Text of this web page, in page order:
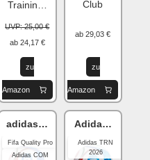
Training Holo
UVP: 25,00 €
ab 24,17 €
zu
Amazon
Club
ab 29,03 €
zu
Amazon
adidas Trionda
Fifa Quality Pro
Adidas COM
Adidas Trionda
Adidas TRN
2026